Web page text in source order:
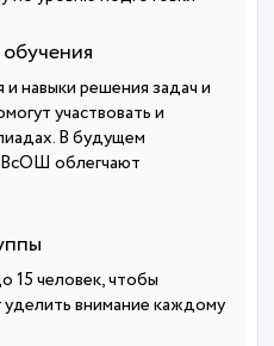
навыки решения задач и
участвовать и
В будущем
облегчают
15 человек, чтобы
уделить внимание каждому